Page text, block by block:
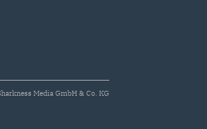
Media GmbH & Co. KG